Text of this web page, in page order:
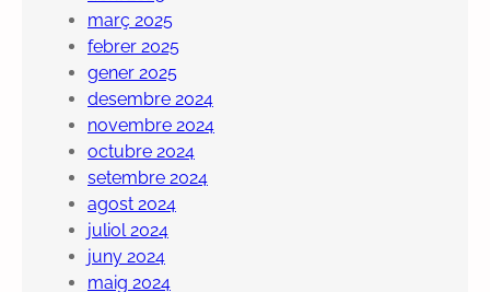
març 2025
febrer 2025
gener 2025
desembre 2024
novembre 2024
octubre 2024
setembre 2024
agost 2024
juliol 2024
juny 2024
maig 2024